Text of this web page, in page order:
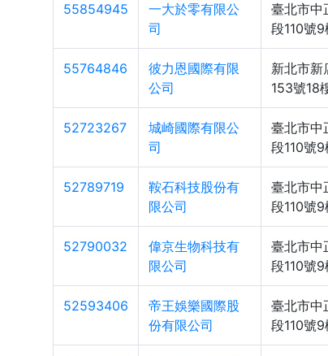
55854945
一大於零有限公
司
臺北市中
段110號9
55764846
彼力恩國際有限
公司
新北市新
153號18
52723267
城崎國際有限公
司
臺北市中
段110號9
52789719
鞍石科技股份有
限公司
臺北市中
段110號9
52790032
偉京生物科技有
限公司
臺北市中
段110號9
52593406
帝王娛樂國際股
份有限公司
臺北市中
段110號9